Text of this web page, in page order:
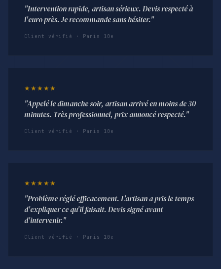
"Intervention rapide, artisan sérieux. Devis respecté à
l'euro près. Je recommande sans hésiter."
Client vérifié · Paris 10e
★★★★★
"Appelé le dimanche soir, artisan arrivé en moins de 30
minutes. Très professionnel, prix annoncé respecté."
Client vérifié · Paris 10e
★★★★★
"Problème réglé efficacement. L'artisan a pris le temps
d'expliquer ce qu'il faisait. Devis signé avant
d'intervenir."
Client vérifié · Paris 10e